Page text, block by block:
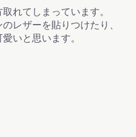
れてしまっています。
レザーを貼りつけたり、
いと思います。